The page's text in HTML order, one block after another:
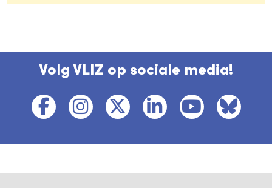
Volg VLIZ op sociale media!